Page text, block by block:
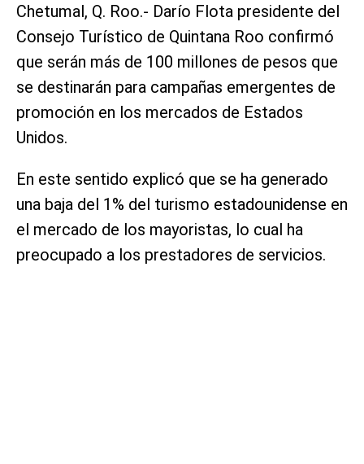
Chetumal, Q. Roo.- Darío Flota presidente del
Consejo Turístico de Quintana Roo confirmó
que serán más de 100 millones de pesos que
se destinarán para campañas emergentes de
promoción en los mercados de Estados
Unidos.
En este sentido explicó que se ha generado
una baja del 1% del turismo estadounidense en
el mercado de los mayoristas, lo cual ha
preocupado a los prestadores de servicios.